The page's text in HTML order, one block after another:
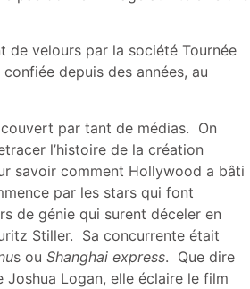
de velours par la société Tournée
depuis des années, au
par tant de médias. On
l’histoire de la création
savoir comment Hollywood a bâti
par les stars qui font
de génie qui surent déceler en
Stiller. Sa concurrente était
s ou Shanghai express. Que dire
Joshua Logan, elle éclaire le film